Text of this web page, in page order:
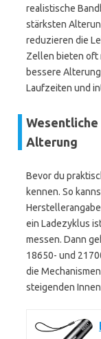
realistische
stärksten
reduzieren die
Zellen bieten oft
bessere
Laufzeiten und
Wesentliche
Alterung
Bevor du
kennen. So
ein Ladezyklus
messen. Dann
18650- und
die
steigenden